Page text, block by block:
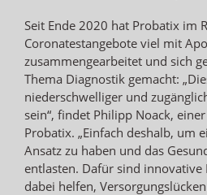
Seit Ende 2020 hat Probatix im
Coronatestangebote viel mit
zusammengearbeitet und sich
Thema Diagnostik gemacht:
niederschwelliger und
sein“, findet Philipp Noack,
Probatix. „Einfach deshalb, um
Ansatz zu haben und das
entlasten. Dafür sind innovative
dabei helfen,